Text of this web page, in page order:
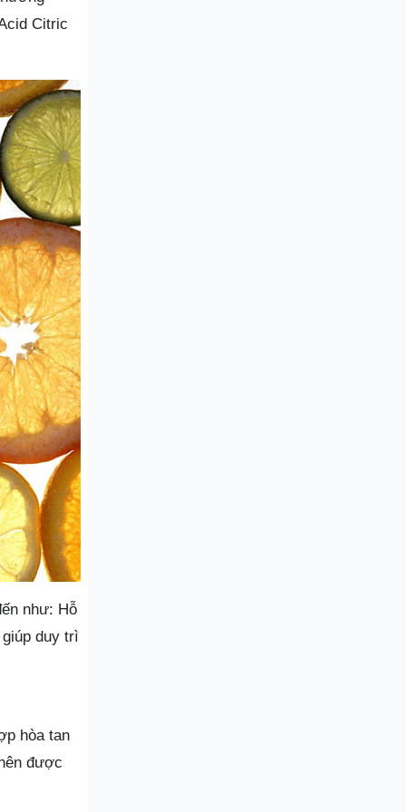
Citric
như: Hỗ
duy trì
hòa tan
được